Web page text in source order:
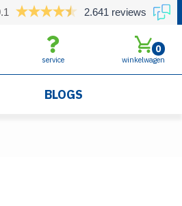
2.641 reviews
service winkelwagen
0
BLOGS